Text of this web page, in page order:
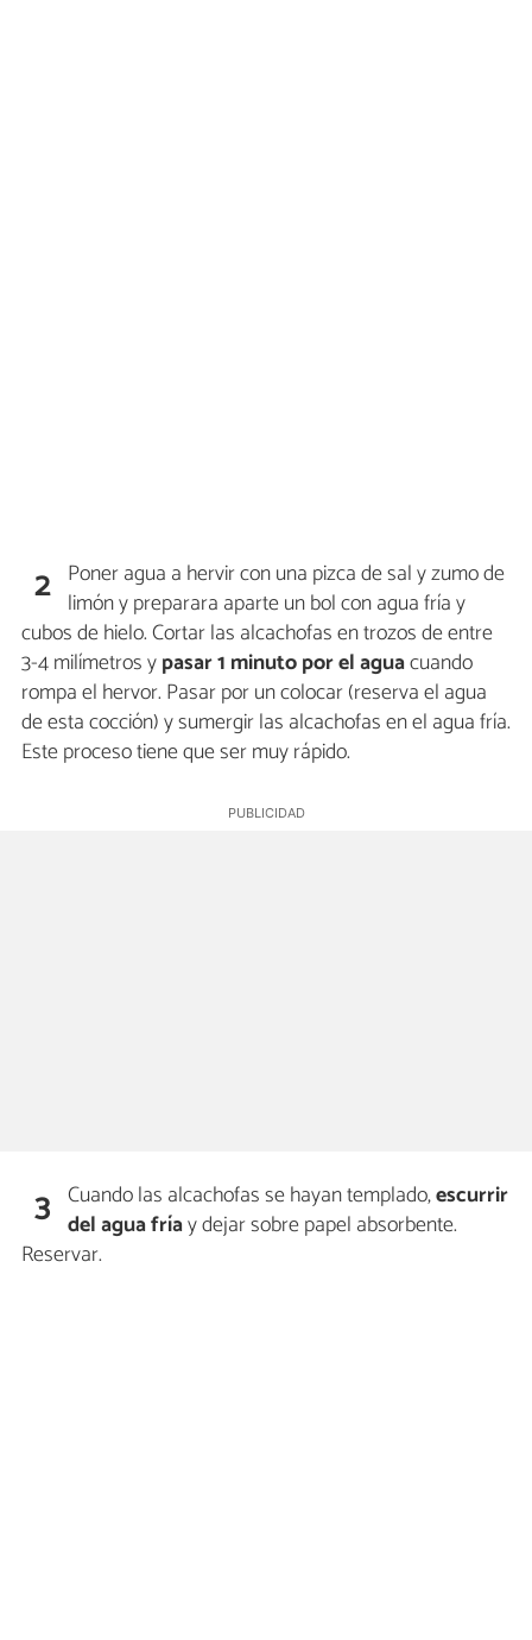
2 Poner agua a hervir con una pizca de sal y zumo de
limón y preparara aparte un bol con agua fría y
cubos de hielo. Cortar las alcachofas en trozos de entre
3-4 milímetros ypasar 1 minuto por el aguacuando
rompa el hervor. Pasar por un colocar (reserva el agua
de esta cocción) y sumergir las alcachofas en el agua fría.
Este proceso tiene que ser muy rápido.
3 Cuando las alcachofas se hayan templado,escurrir
del agua fríay dejar sobre papel absorbente.
Reservar.